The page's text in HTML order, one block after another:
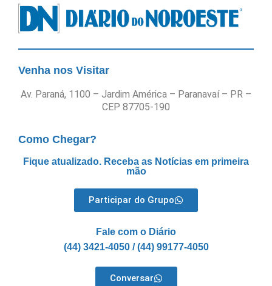
Venha nos Visitar
Av. Paraná, 1100 – Jardim América – Paranavaí – PR –
CEP 87705-190
Como Chegar?
Fique atualizado. Receba as Notícias em primeira
mão
Participar do Grupo
Fale com o Diário
(44) 3421-4050 / (44) 99177-4050
Conversar